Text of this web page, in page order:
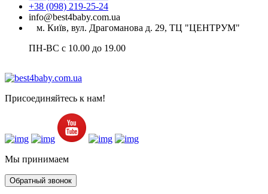
+38 (098) 219-25-24
info@best4baby.com.ua
м. Київ, вул. Драгоманова д. 29, ТЦ "ЦЕНТРУМ"
ПН-ВС с 10.00 до 19.00
Присоединяйтесь к нам!
Мы принимаем
Обратный звонок